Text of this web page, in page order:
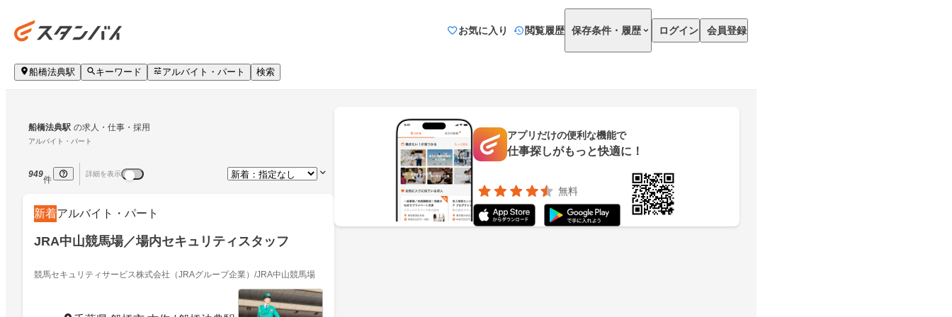
お気に入り 閲覧履歴 保存条件・履歴 ログイン 会員登録
船橋法典駅 キーワード アルバイト・パート 検索
船橋法典駅 の求人・仕事・採用
アルバイト・パート
949
件
詳細を表示
新着アルバイト・パート
JRA中山競馬場／場内セキュリティスタッフ
競馬セキュリティサービス株式会社（JRAグループ企業）/JRA中山競馬場
アプリだけの便利な機能で
仕事探しがもっと快適に！
無料